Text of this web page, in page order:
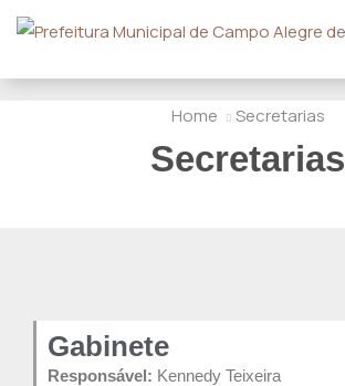
Home Secretarias
Secretarias
Gabinete
Responsável: Kennedy Teixeira